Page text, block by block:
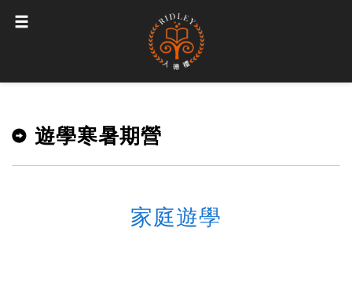
遊學寒暑期營
家庭遊學